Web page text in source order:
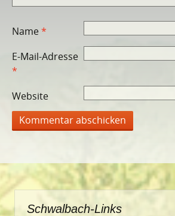
Name*
E-Mail-Adresse
*
Website
Schwalbach-Links